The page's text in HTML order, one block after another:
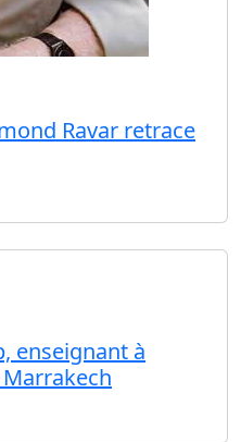
Ravar retrace
enseignant à
Marrakech